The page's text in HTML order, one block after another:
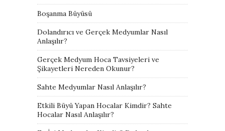
Boşanma Büyüsü
Dolandırıcı ve Gerçek Medyumlar Nasıl
Anlaşılır?
Gerçek Medyum Hoca Tavsiyeleri ve
Şikayetleri Nereden Okunur?
Sahte Medyumlar Nasıl Anlaşılır?
Etkili Büyü Yapan Hocalar Kimdir? Sahte
Hocalar Nasıl Anlaşılır?